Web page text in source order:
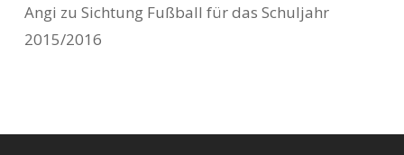
Angi zu Sichtung Fußball für das Schuljahr
2015/2016